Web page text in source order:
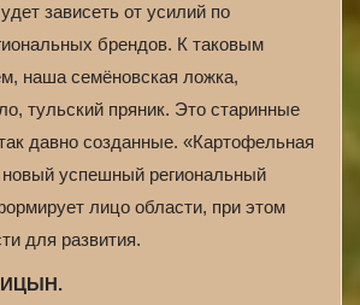
зависеть от усилий по
брендов. К таковым
наша семёновская ложка,
тульский пряник. Это старинные
давно созданные. «Картофельная
новый успешный региональный
лицо области, при этом
для развития.